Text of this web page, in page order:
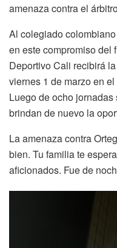
amenaza contra el
Al colegiado
en este compromiso del
Deportivo Cali recibirá
viernes 1 de marzo en
Luego de ocho
brindan de nuevo la
La amenaza contra
bien. Tu familia te
aficionados. Fue de